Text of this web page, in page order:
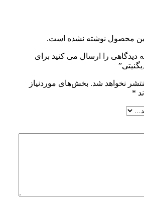
این محصول نوشته نشده است.
دیدگاهی را ارسال می کنید برای
نخواهد شد. بخش‌های موردنیاز
*